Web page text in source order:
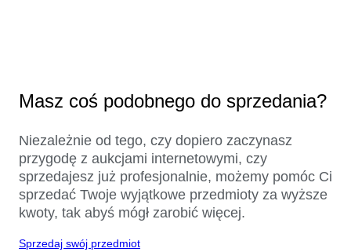
Masz coś podobnego do sprzedania?
Niezależnie od tego, czy dopiero zaczynasz
przygodę z aukcjami internetowymi, czy
sprzedajesz już profesjonalnie, możemy pomóc Ci
sprzedać Twoje wyjątkowe przedmioty za wyższe
kwoty, tak abyś mógł zarobić więcej.
Sprzedaj swój przedmiot